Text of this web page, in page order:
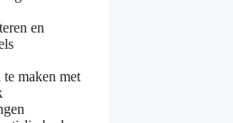
en
maken met